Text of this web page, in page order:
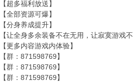
【超多福利放送】
【全部资源可爆】
【分身养成提升】
【让全身多余装备不在无用，让寂寞游戏
【更多内容游戏内体验】
【群：871598769】
【群：871598769】
【群：871598769】